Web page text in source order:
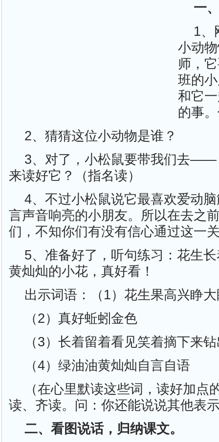
一
1、
小动
师，
班的
和它
的事
2、猜猜这位小动物是谁？
3、对了，小松鼠要带我们去——
来读好它？（指名读）
4、不过小松鼠说它最喜欢爱动
言声音响亮的小朋友。所以在去之
们，不知你们有没有信心通过这一
5、准备好了，听句练习：花生
黄灿灿的小花，真好看！
出示词语：（1）花生果高兴睁
（2）真好蚯蚓金色
（3）长着留着看见笑着摘下来
（4）绿油油黄灿灿自言自语
（在心里默读这些词，读好加点
读、齐读。问：你还能说说其他表
二、看图说话，归纳课文。